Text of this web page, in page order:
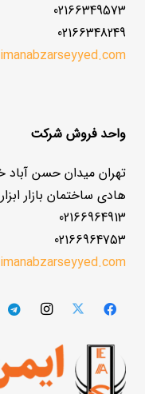
02166349573
02166348249
واحد فروش شرکت
تهران میدان حسن آباد
هادی ساختمان بازار
02166964913
02166964753